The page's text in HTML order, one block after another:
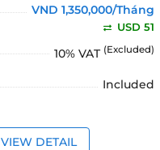
VND 1,350,000/Tháng
USD 51
10% VAT (Excluded)
Included
VIEW DETAIL